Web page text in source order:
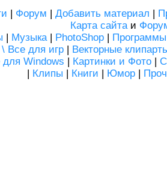
| Форум | Добавить материал |
Карта сайтаи
| Музыка| PhotoShop | Программы
Все для игр | Векторные
для Windows | Картинки и Фото|
| Клипы | Книги | Юмор |